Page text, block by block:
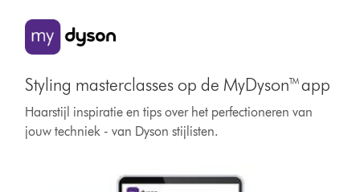
Styling masterclasses op de MyDyson™ app
Haarstijl inspiratie en tips over het perfectioneren van
jouw techniek - van Dyson stijlisten.